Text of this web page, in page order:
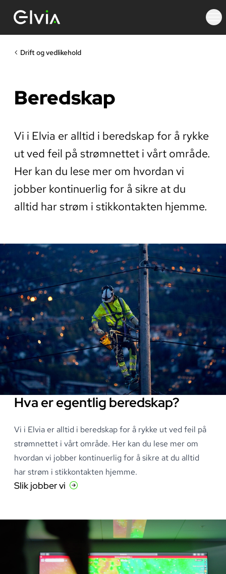
Drift og vedlikehold
Beredskap
Vi i Elvia er alltid i beredskap for å rykke
ut ved feil på strømnettet i vårt område.
Her kan du lese mer om hvordan vi
jobber kontinuerlig for å sikre at du
alltid har strøm i stikkontakten hjemme.
Hva er egentlig beredskap?
Vi i Elvia er alltid i beredskap for å rykke ut ved feil på
strømnettet i vårt område. Her kan du lese mer om
hvordan vi jobber kontinuerlig for å sikre at du alltid
har strøm i stikkontakten hjemme.
Slik jobber vi